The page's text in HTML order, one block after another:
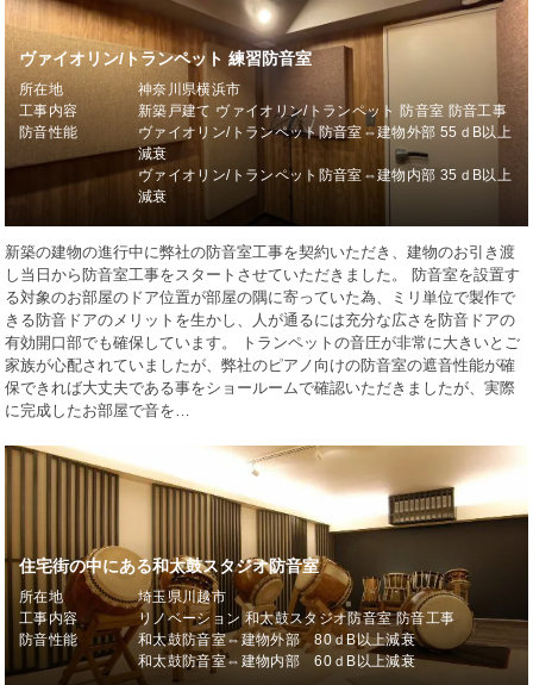
ヴァイオリン/トランペット 練習防音室
所在地
神奈川県横浜市
工事内容
新築戸建て ヴァイオリン/トランペット 防音室 防音工事
防音性能
ヴァイオリン/トランペット防音室⇔建物外部 55ｄB以上
減衰
ヴァイオリン/トランペット防音室⇔建物内部 35ｄB以上
減衰
新築の建物の進行中に弊社の防音室工事を契約いただき、建物のお引き渡
し当日から防音室工事をスタートさせていただきました。 防音室を設置す
る対象のお部屋のドア位置が部屋の隅に寄っていた為、ミリ単位で製作で
きる防音ドアのメリットを生かし、人が通るには充分な広さを防音ドアの
有効開口部でも確保しています。 トランペットの音圧が非常に大きいとご
家族が心配されていましたが、弊社のピアノ向けの防音室の遮音性能が確
保できれば大丈夫である事をショールームで確認いただきましたが、実際
に完成したお部屋で音を…
住宅街の中にある和太鼓スタジオ防音室
所在地
埼玉県川越市
工事内容
リノベーション 和太鼓スタジオ防音室 防音工事
防音性能
和太鼓防音室⇔建物外部 80ｄB以上減衰
和太鼓防音室⇔建物内部 60ｄB以上減衰